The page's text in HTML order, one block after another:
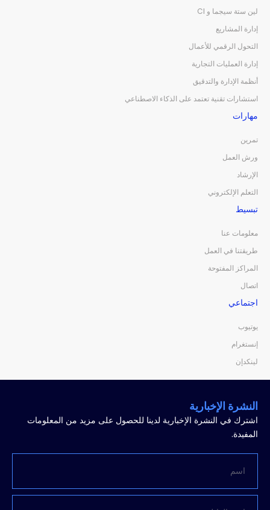
لين ستة سيجما و CI
إدارة المشاريع
التحول الرقمي للأعمال
إدارة العمليات التجارية
أنظمة الإدارة والتدقيق
استشارات تقنية تعتمد على الذكاء الاصطناعي
مهارات
تمرين
ورش العمل
الإرشاد
التعلم الإلكتروني
تبسيط
معلومات عنا
طريقتنا في العمل
المراكز المفتوحة
اتصال
اجتماعي
يوتيوب
إنستغرام
لينكدإن
النشرة الإخبارية
اشترك في النشرة الإخبارية لدينا للحصول على مزيد من المعلومات
المفيدة.